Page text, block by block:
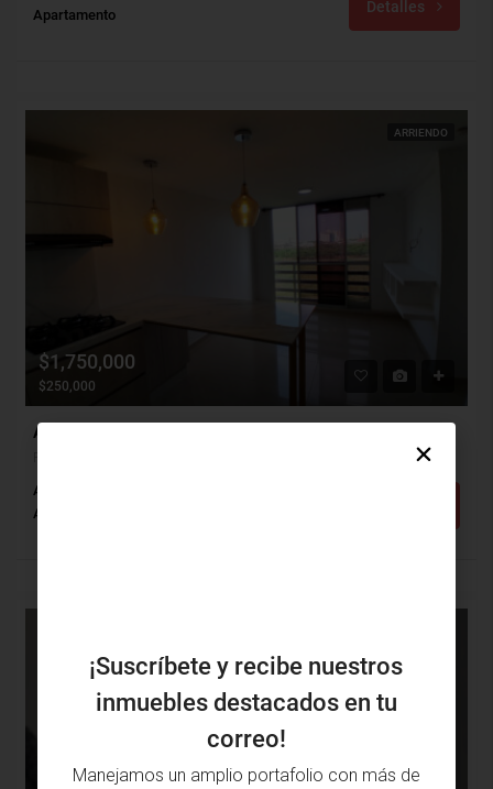
Apartamento
Detalles
ARRIENDO
$1,750,000
$250,000
Apartamento Arriendo, Paraíso, Barranquilla (31523)
Alcobas: 3
Apartamento
¡Suscríbete y recibe nuestros
inmuebles destacados en tu
correo!
Manejamos un amplio portafolio con más de